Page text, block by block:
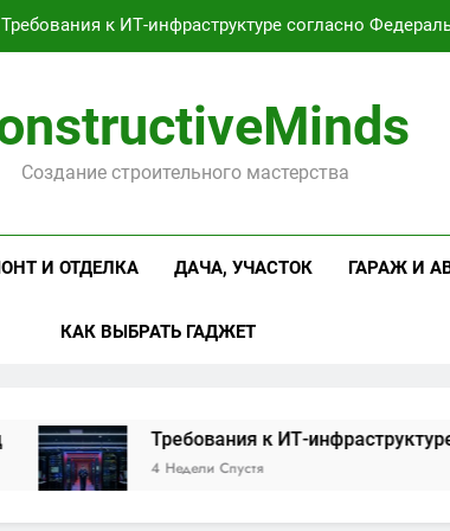
Требования к ИТ-инфраструктуре согласно
и серийное производство светодиодных
косметика и оборудование для
Требования к ИТ-инфраструктуре согласно
и серийное производство светодиодных
Создание строительного мастерства
И ОТДЕЛКА ДАЧА, УЧАСТОК ГАРАЖ И
КАК ВЫБРАТЬ ГАДЖЕТ
Требования к ИТ-инфраструктуре
4 Недели Спустя